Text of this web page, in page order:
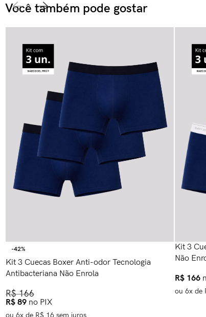
Você também pode gostar​
-42%
Kit 3 Cuecas Boxer Anti-odor Tecnologia
Antibacteriana Não Enrola
R$166
R$ 89 no PIX
Kit 3
Não
R$ 166
ou 6x de